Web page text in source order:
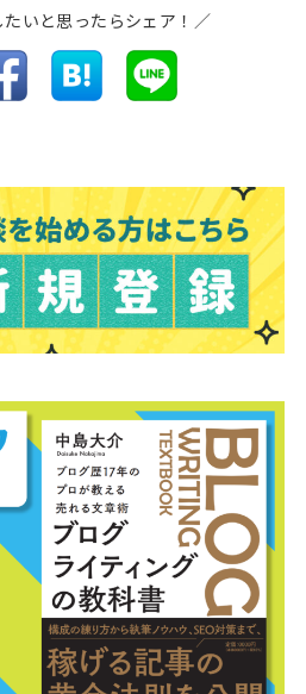
いと思ったらシェア！／